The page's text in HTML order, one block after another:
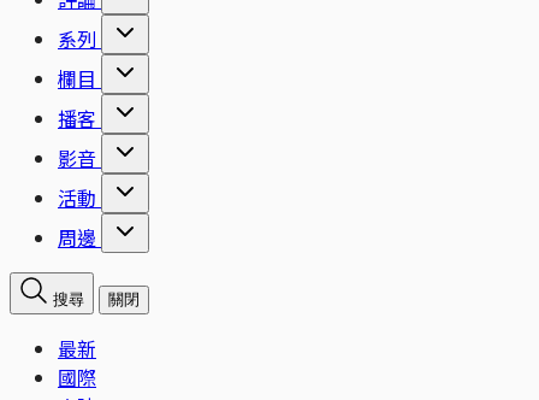
系列
欄目
播客
影音
活動
周邊
搜尋 關閉
最新
國際